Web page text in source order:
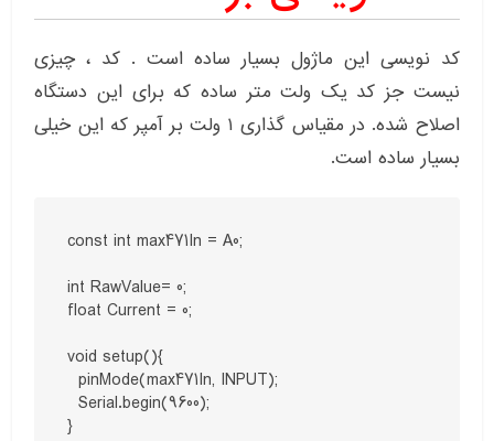
کد نویسی این ماژول بسیار ساده است . کد ، چیزی
نیست جز کد یک ولت متر ساده که برای این دستگاه
اصلاح شده. در مقیاس گذاری ۱ ولت بر آمپر که این خیلی
بسیار ساده است.
const int max471In = A0;
int RawValue= 0;
float Current = 0;
void setup(){
  pinMode(max471In, INPUT);
  Serial.begin(9600);
}